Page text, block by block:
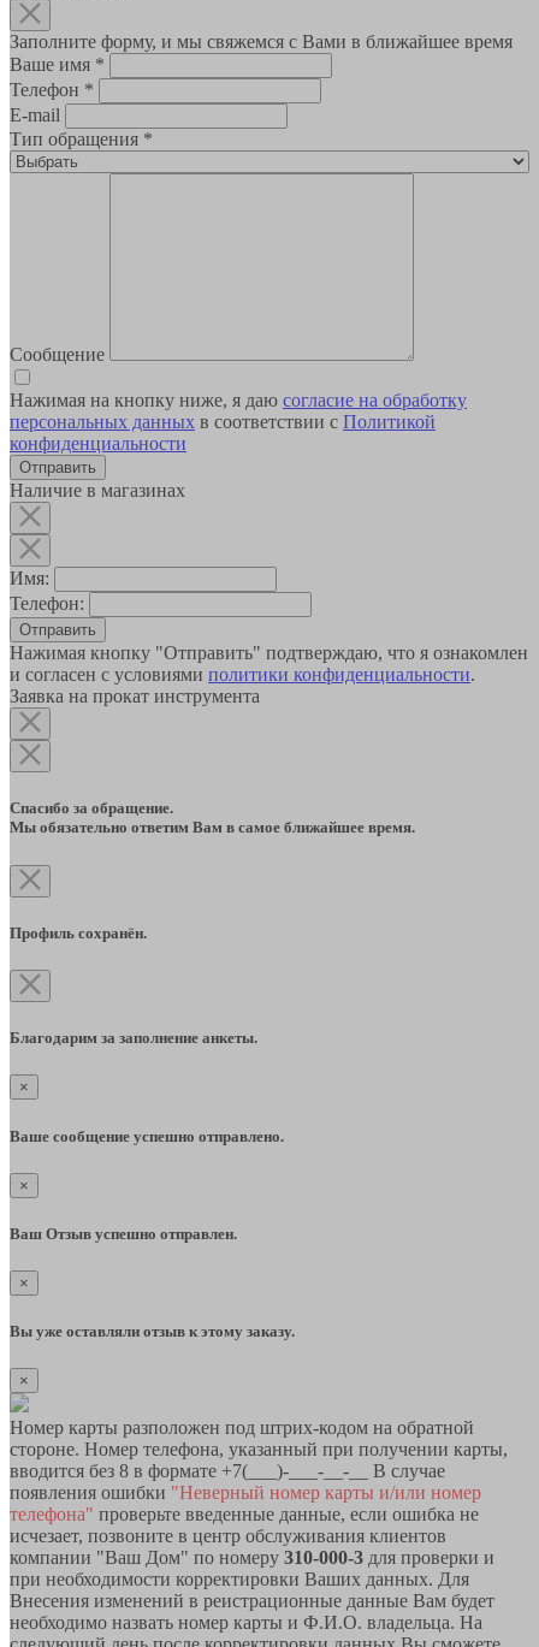
Заполните форму, и мы свяжемся с Вами в ближайшее время
Ваше имя *
Телефон *
E-mail
Тип обращения *
Сообщение
Нажимая на кнопку ниже, я даю согласие на обработку
персональных данных в соответствии с Политикой
конфиденциальности
Наличие в магазинах
Имя:
Телефон:
Отправить
Нажимая кнопку "Отправить" подтверждаю, что я ознакомлен
и согласен с условиями политики конфиденциальности.
Заявка на прокат инструмента
Спасибо за обращение.
Мы обязательно ответим Вам в самое ближайшее время.
Профиль сохранён.
Благодарим за заполнение анкеты.
×
Ваше сообщение успешно отправлено.
×
Ваш Отзыв успешно отправлен.
×
Вы уже оставляли отзыв к этому заказу.
×
Номер карты разположен под штрих-кодом на обратной
стороне. Номер телефона, указанный при получении карты,
вводится без 8 в формате +7(___)-___-__-__ В случае
появления ошибки "Неверный номер карты и/или номер
телефона" проверьте введенные данные, если ошибка не
исчезает, позвоните в центр обслуживания клиентов
компании "Ваш Дом" по номеру 310-000-3 для проверки и
при необходимости корректировки Ваших данных. Для
Внесения изменений в реистрационные данные Вам будет
необходимо назвать номер карты и Ф.И.О. владельца. На